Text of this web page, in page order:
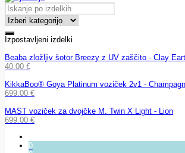
Izpostavljeni izdelki
Beaba zložljiv šotor Breezy z UV zaščito - Clay
40.00 €
KikkaBoo® Goya Platinum voziček 2v1 -
699.00 €
MAST voziček za dvojčke M. Twin X Light - Lion
699.00 €
0